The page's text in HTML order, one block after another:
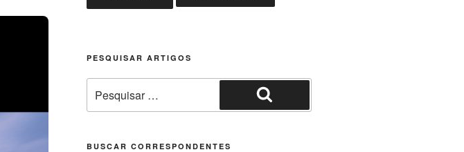
PESQUISAR ARTIGOS
por:
Pesquisar
BUSCAR CORRESPONDENTES